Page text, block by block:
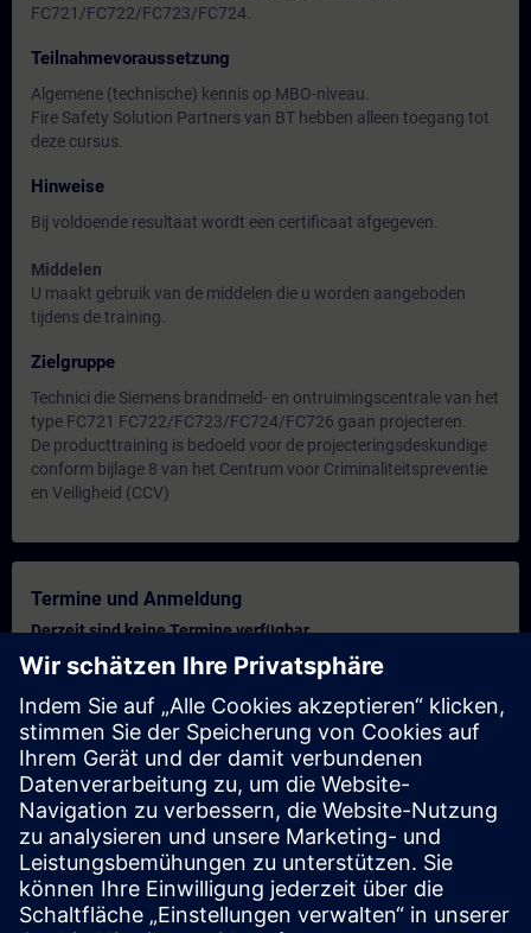
FC721/FC722/FC723/FC724.
Teilnahmevoraussetzung
Algemene (technische) kennis op MBO-niveau.
Fire Safety Solution Partners van BT hebben alleen toegang tot
deze cursus.
Hinweise
Bij voldoende resultaat wordt een certificaat afgegeven.
Middelen
U maakt gebruik van de middelen die u worden aangeboden
tijdens de training.
Zielgruppe
Technici die Siemens brandmeld- en ontruimingscentrale van het
type FC721 FC722/FC723/FC724/FC726 gaan projecteren.
De producttraining is bedoeld voor de projecteringsdeskundige
conform bijlage 8 van het Centrum voor Criminaliteitspreventie
en Veiligheid (CCV)
Termine und Anmeldung
Derzeit sind keine Termine verfügbar
Setzen Sie sich auf die Interessentenliste und erhalten Sie eine
Benachrichtigung sobald neue Termine verfügbar sind.
Benachrichtigungsservice aktivieren
Personalisiertes Angebot
Sie benötigen ein persönliches Angebot? Nach Angabe Ihrer
persönlichen Daten senden wir Ihnen umgehend ein
personalisiertes Angebot an Ihre Emailadresse.